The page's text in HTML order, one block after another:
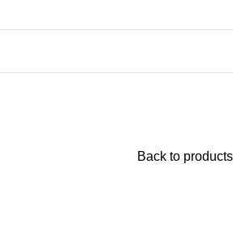
Back to products